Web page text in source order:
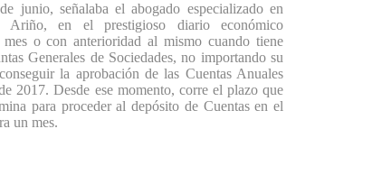
señalaba el abogado especializado en
Ariño, en el prestigioso diario económico
o con anterioridad al mismo cuando tiene
Generales de Sociedades, no importando su
la aprobación de las Cuentas Anuales
2017. Desde ese momento, corre el plazo que
para proceder al depósito de Cuentas en el
un mes.